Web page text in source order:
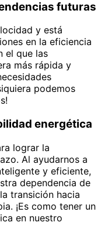
futuras
y está
en la eficiencia
el que las
más rápida y
podemos
energética
lograr la
Al ayudarnos a
y eficiente,
dependencia de
transición hacia
¡Es como tener un
en nuestro